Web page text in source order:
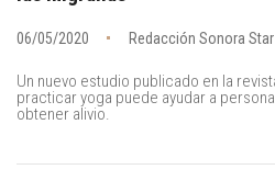
06/05/2020 Redacción Sonora Star
Un nuevo estudio publicado en la
practicar yoga puede ayudar a
obtener alivio.